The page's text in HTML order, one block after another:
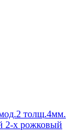
толщ.4мм.
2-х рожковый